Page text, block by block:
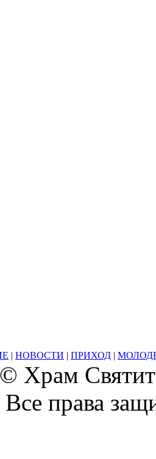
| НОВОСТИ | ПРИХОД |
Храм
Все права